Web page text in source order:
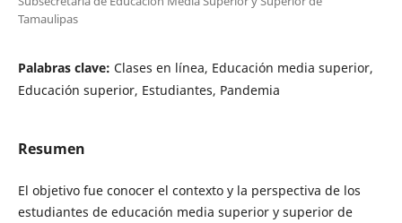
Tamaulipas
Palabras clave: Clases en línea, Educación media superior,
Educación superior, Estudiantes, Pandemia
Resumen
El objetivo fue conocer el contexto y la perspectiva de los
estudiantes de educación media superior y superior de